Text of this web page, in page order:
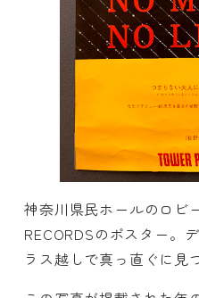
神奈川県民ホールのロビ
RECORDSのポスター。
ラス越しで真っ直ぐに見